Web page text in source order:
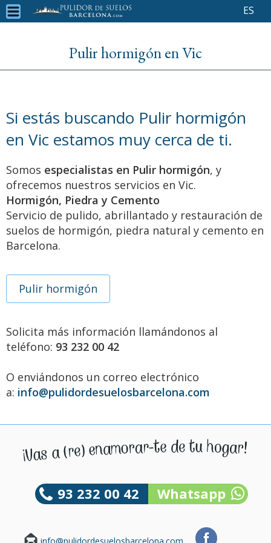
ES
Pulir hormigón en Vic
Si estás buscando Pulir hormigón
en Vic estamos muy cerca de ti.
Somos especialistas en Pulir hormigón, y
ofrecemos nuestros servicios en Vic.
Hormigón, Piedra y Cemento
Servicio de pulido, abrillantado y restauración de
suelos de hormigón, piedra natural y cemento en
Barcelona.
Pulir hormigón
Solicita más información llamándonos al
teléfono: 93 232 00 42
O enviándonos un correo electrónico
a: info@pulidordesuelosbarcelona.com
93 232 00 42 Whatsapp